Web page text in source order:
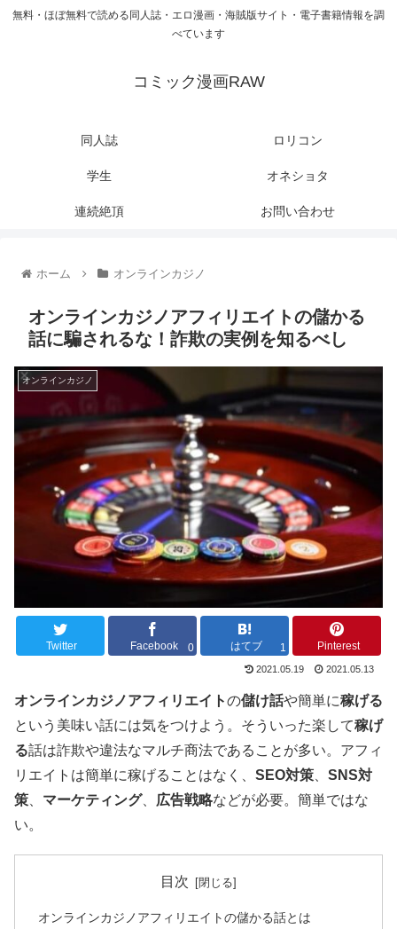
無料・ほぼ無料で読める同人誌・エロ漫画・海賊版サイト・電子書籍情報を調
べています
コミック漫画RAW
同人誌 ロリコン
学生 オネショタ
連続絶頂 お問い合わせ
ホーム オンラインカジノ
オンラインカジノアフィリエイトの儲かる
話に騙されるな！詐欺の実例を知るべし
オンラインカジノ
Twitter Facebook 0 はてブ 1 Pinterest
2021.05.19 2021.05.13
オンラインカジノアフィリエイトの儲け話や簡単に稼げる
という美味い話には気をつけよう。そういった楽して稼げ
る話は詐欺や違法なマルチ商法であることが多い。アフィ
リエイトは簡単に稼げることはなく、 SEO対策
SNS対
策
マーケティング、 広告戦略などが必要。簡単ではな
い。
目次
オンラインカジノアフィリエイトの儲かる話とは